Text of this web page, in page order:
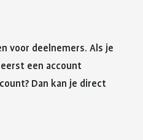
voor deelnemers. Als je
een account
Dan kan je direct